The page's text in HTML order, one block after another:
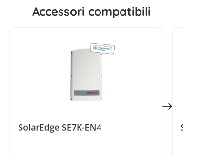
SolarEdge LTE Plug-In CELL-B-R0-
Accessori compatibili
SolarEdge SE7K-EN4